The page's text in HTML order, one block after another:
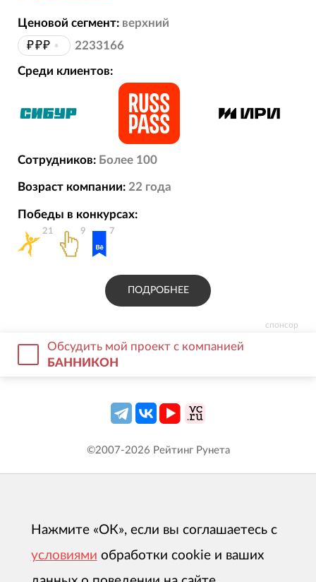
спонсор
Ценовой сегмент: верхний
₽₽₽ • 2233166
Среди клиентов:
Сотрудников: Более 100
Возраст компании: 22 года
Победы в конкурсах:
21 9 7
ПОДРОБНЕЕ
Обсудить мой проект с компанией
БАННИКОН
©2007-2026 Рейтинг Рунета
Нажмите «ОК», если вы соглашаетесь с
условиями обработки cookie и ваших